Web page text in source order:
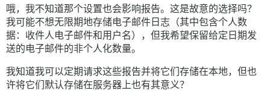
哦，我不知道那个设置也会影响报告。这是故意的选择吗？
我可能不想无限期地存储电子邮件日志（其中包含个人数
据：收件人电子邮件和用户名），但我希望保留给定日期发
送的电子邮件的非个人化数量。
我知道我可以定期请求这些报告并将它们存储在本地，但也
许将它们默认存储在服务器上也有其意义？